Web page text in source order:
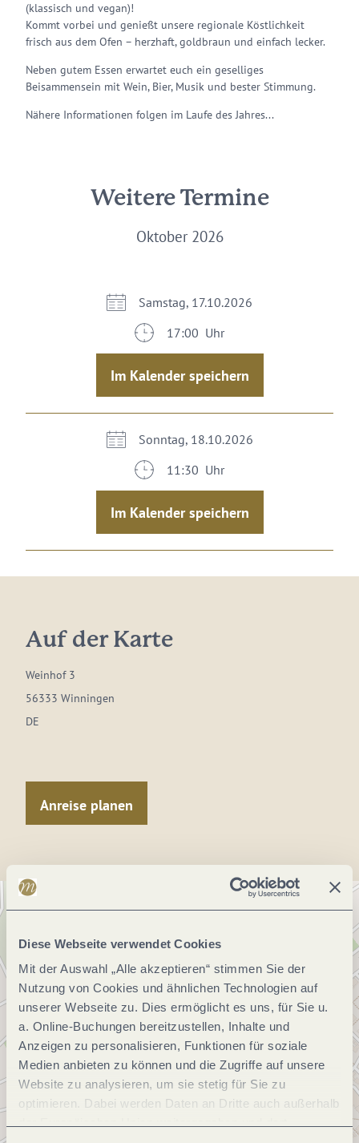
Diese Webseite verwendet Cookies
Mit der Auswahl „Alle akzeptieren“ stimmen Sie der
Nutzung von Cookies und ähnlichen Technologien auf
unserer Webseite zu. Dies ermöglicht es uns, für Sie u.
a. Online-Buchungen bereitzustellen, Inhalte und
Anzeigen zu personalisieren, Funktionen für soziale
Medien anbieten zu können und die Zugriffe auf unsere
Website zu analysieren, um sie stetig für Sie zu
optimieren. Dabei werden Daten an Dritte auch außerhalb
(klassisch und vegan)!
Kommt vorbei und genießt unsere regionale Köstlichkeit
frisch aus dem Ofen – herzhaft, goldbraun und einfach lecker.
Neben gutem Essen erwartet euch ein geselliges
Beisammensein mit Wein, Bier, Musik und bester Stimmung.
Nähere Informationen folgen im Laufe des Jahres...
Weitere Termine
Oktober 2026
Samstag, 17.10.2026
17:00 Uhr
Im Kalender speichern
Sonntag, 18.10.2026
11:30 Uhr
Im Kalender speichern
Auf der Karte
Weinhof 3
56333 Winningen
DE
Anreise planen